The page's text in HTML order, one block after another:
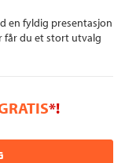
en fyldig presentasjon
får du et stort utvalg
*!